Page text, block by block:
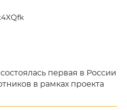
первая в России
в рамках проекта